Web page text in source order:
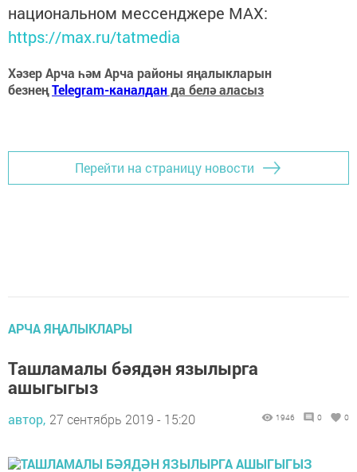
национальном мессенджере MАХ:
https://max.ru/tatmedia
Хәзер Арча һәм Арча районы яңалыкларын
безнеңTelegram-каналданда белә аласыз
Перейти на страницу новости
АРЧА ЯҢАЛЫКЛАРЫ
Ташламалы бәядән язылырга
ашыгыгыз
автор, 27 сентябрь 2019 - 15:20 1946 0 0